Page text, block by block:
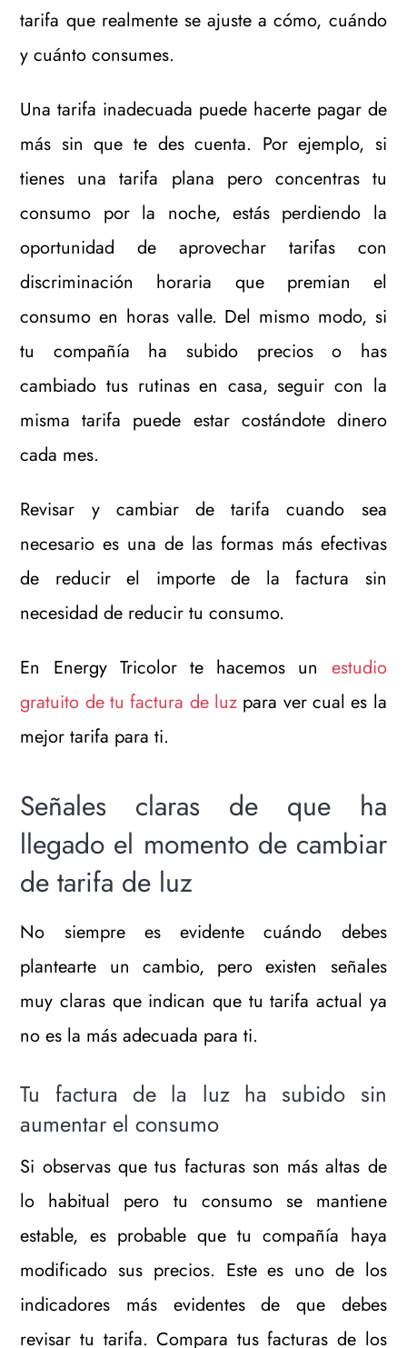
tarifa que realmente se ajuste a cómo, cuándo
y cuánto consumes.
Una tarifa inadecuada puede hacerte pagar de
más sin que te des cuenta. Por ejemplo, si
tienes una tarifa plana pero concentras tu
consumo por la noche, estás perdiendo la
oportunidad de aprovechar tarifas con
discriminación horaria que premian el
consumo en horas valle. Del mismo modo, si
tu compañía ha subido precios o has
cambiado tus rutinas en casa, seguir con la
misma tarifa puede estar costándote dinero
cada mes.
Revisar y cambiar de tarifa cuando sea
necesario es una de las formas más efectivas
de reducir el importe de la factura sin
necesidad de reducir tu consumo.
En Energy Tricolor te hacemos un estudio
gratuito de tu factura de luz para ver cual es la
mejor tarifa para ti.
Señales claras de que ha
llegado el momento de cambiar
de tarifa de luz
No siempre es evidente cuándo debes
plantearte un cambio, pero existen señales
muy claras que indican que tu tarifa actual ya
no es la más adecuada para ti.
Tu factura de la luz ha subido sin
aumentar el consumo
Si observas que tus facturas son más altas de
lo habitual pero tu consumo se mantiene
estable, es probable que tu compañía haya
modificado sus precios. Este es uno de los
indicadores más evidentes de que debes
revisar tu tarifa. Compara tus facturas de los